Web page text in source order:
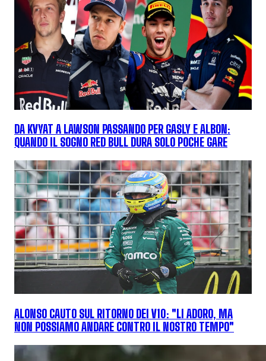
DA KVYAT A LAWSON PASSANDO PER GASLY E ALBON:
QUANDO IL SOGNO RED BULL DURA SOLO POCHE GARE
ALONSO CAUTO SUL RITORNO DEI V10: "LI ADORO, MA
NON POSSIAMO ANDARE CONTRO IL NOSTRO TEMPO"